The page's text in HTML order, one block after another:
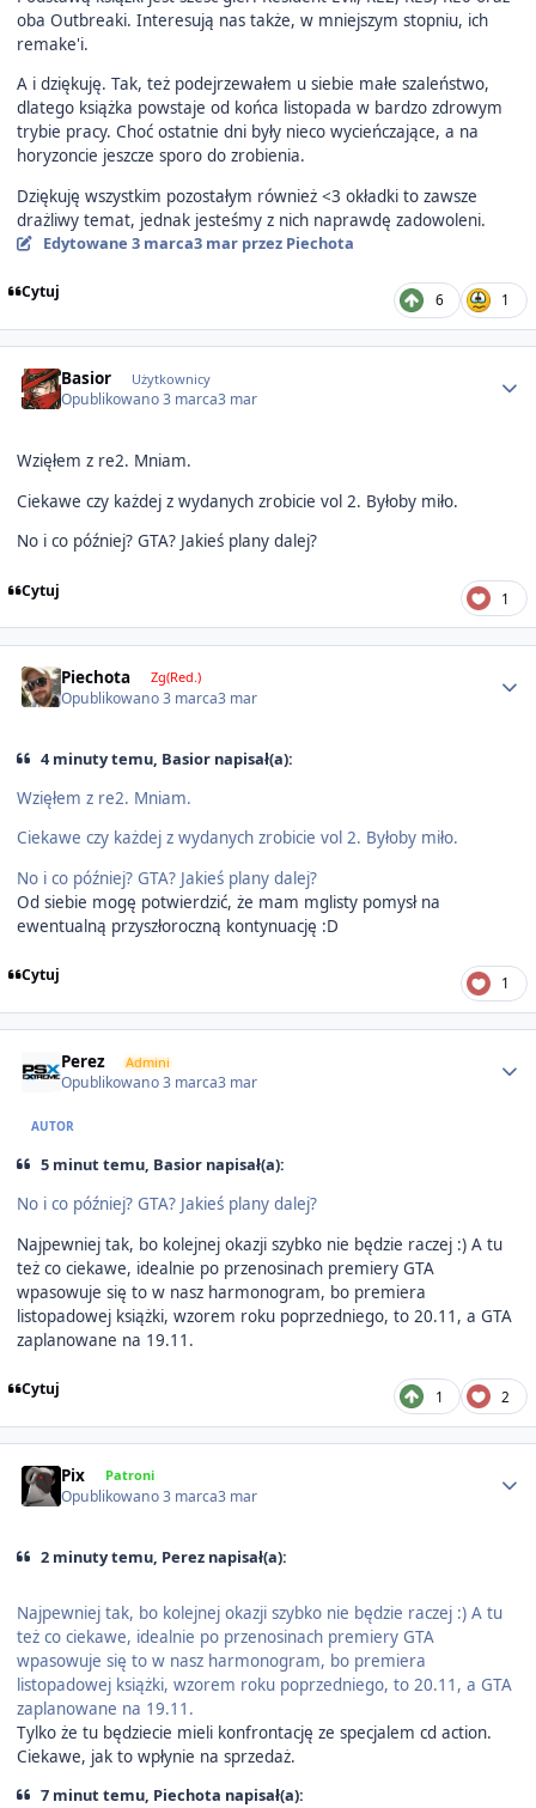
oba Outbreaki. Interesują nas także, w mniejszym stopniu, ich
remake'i.
A i dziękuję. Tak, też podejrzewałem u siebie małe szaleństwo,
dlatego książka powstaje od końca listopada w bardzo zdrowym
trybie pracy. Choć ostatnie dni były nieco wycieńczające, a na
horyzoncie jeszcze sporo do zrobienia.
Dziękuję wszystkim pozostałym również <3 okładki to zawsze
drażliwy temat, jednak jesteśmy z nich naprawdę zadowoleni.
Edytowane 3 marca3 marprzez Piechota
Cytuj 6 1
Basior Użytkownicy
Opublikowano3 marca3 mar
Wzięłem z re2. Mniam.
Ciekawe czy każdej z wydanych zrobicie vol 2. Byłoby miło.
No i co później? GTA? Jakieś plany dalej?
Cytuj 1
Piechota Zg(Red.)
Opublikowano3 marca3 mar
4 minuty temu, Basior napisał(a):
Wzięłem z re2. Mniam.
Ciekawe czy każdej z wydanych zrobicie vol 2. Byłoby miło.
No i co później? GTA? Jakieś plany dalej?
Od siebie mogę potwierdzić, że mam mglisty pomysł na
ewentualną przyszłoroczną kontynuację :D
Cytuj 1
Perez Admini
Opublikowano3 marca3 mar
AUTOR
5 minut temu, Basior napisał(a):
No i co później? GTA? Jakieś plany dalej?
Najpewniej tak, bo kolejnej okazji szybko nie będzie raczej :) A tu
też co ciekawe, idealnie po przenosinach premiery GTA
wpasowuje się to w nasz harmonogram, bo premiera
listopadowej książki, wzorem roku poprzedniego, to 20.11, a GTA
zaplanowane na 19.11.
Cytuj 1 2
Pix Patroni
Opublikowano3 marca3 mar
2 minuty temu, Perez napisał(a):
Najpewniej tak, bo kolejnej okazji szybko nie będzie raczej :) A tu
też co ciekawe, idealnie po przenosinach premiery GTA
wpasowuje się to w nasz harmonogram, bo premiera
listopadowej książki, wzorem roku poprzedniego, to 20.11, a GTA
zaplanowane na 19.11.
Tylko że tu będziecie mieli konfrontację ze specjalem cd action.
Ciekawe, jak to wpłynie na sprzedaż.
7 minut temu, Piechota napisał(a):